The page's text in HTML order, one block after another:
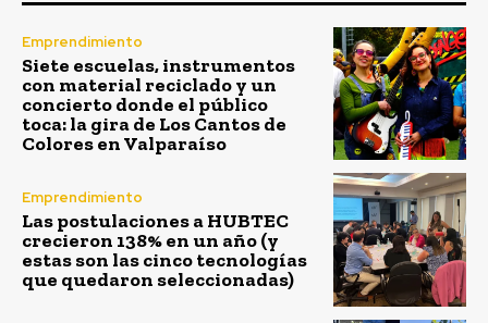
Emprendimiento
Siete escuelas, instrumentos
con material reciclado y un
concierto donde el público
toca: la gira de Los Cantos de
Colores en Valparaíso
Emprendimiento
Las postulaciones a HUBTEC
crecieron 138% en un año (y
estas son las cinco tecnologías
que quedaron seleccionadas)